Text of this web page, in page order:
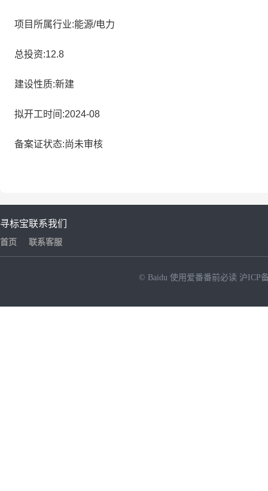
项目所属行业:能源/电力
总投资:12.8
建设性质:新建
拟开工时间:2024-08
备案证状态:尚未审核
寻标宝
首页
联系我们
联系客服
© Baidu 使用爱番番前必读 沪ICP